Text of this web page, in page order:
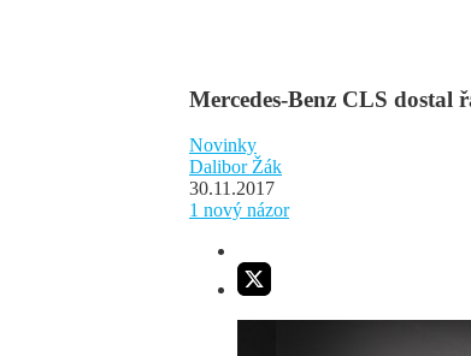
Mercedes-Benz CLS dostal
Novinky
Dalibor Žák
30.11.2017
1 nový názor